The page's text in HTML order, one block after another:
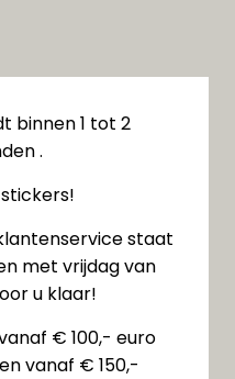
binnen 1 tot 2
.
staat
met vrijdag van
u klaar!
€ 100,- euro
vanaf € 150,-